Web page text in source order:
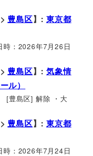
>豊島区】:東京都
時：2026年7月26日
>豊島区】:気象情
ル）
[豊島区] 解除 ・大
>豊島区】:東京都
時：2026年7月24日